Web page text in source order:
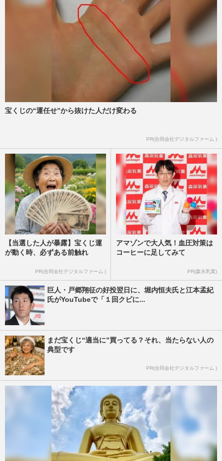
宝くじの“運任せ”から抜けた人だけ変わる
PR(合同会社デジタルファーム )
【当選した人が暴露】宝くじ運
が動く時、必ずある前触れ
PR(合同会社デジタルファーム )
アマゾンで大人気！血圧対策は
コーヒーに足してみて
PR(森永乳業)
巨人・戸郷翔征の好投翌日に、堀内恒夫氏と江本孟紀
氏がYouTubeで「１回クビに...
まだ宝くじ“適当に”買ってる？それ、当たらない人の
典型です
PR(合同会社デジタルファーム )